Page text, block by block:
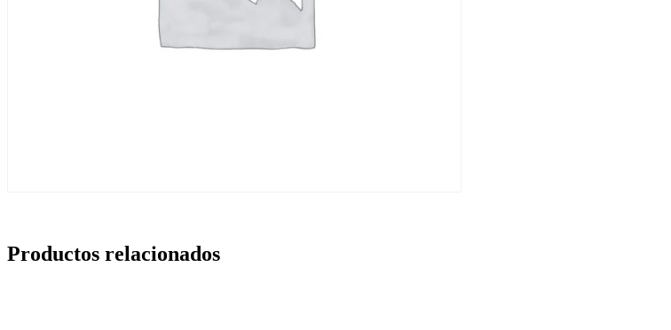
Productos relacionados